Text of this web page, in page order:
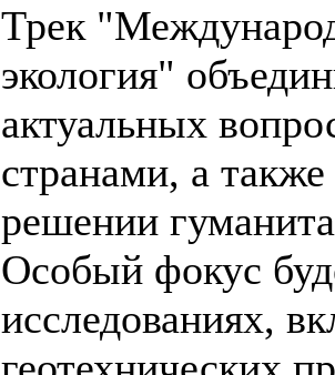
Трек
экология"
актуальных
странами, а также
решении
Особый фокус
исследованиях,